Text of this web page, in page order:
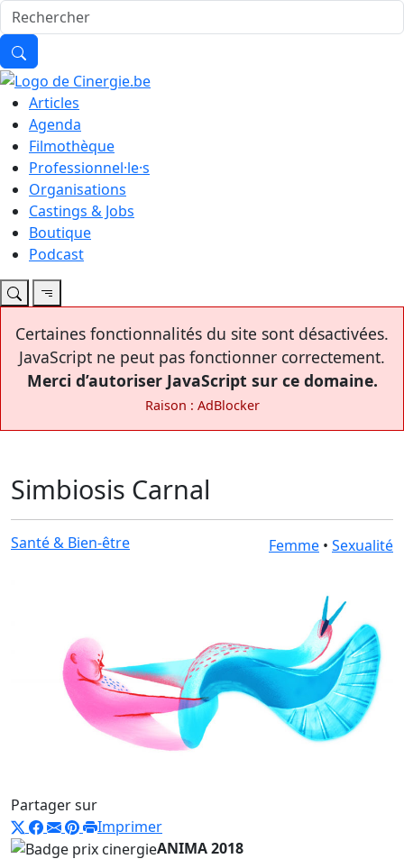
Articles
Agenda
Filmothèque
Professionnel·le·s
Organisations
Castings & Jobs
Boutique
Podcast
Certaines fonctionnalités du site sont désactivées.
JavaScript ne peut pas fonctionner correctement.
Merci d’autoriser JavaScript sur ce domaine.
Raison : AdBlocker
Simbiosis Carnal
Santé & Bien-être Femme • Sexualité
Partager sur
Imprimer
ANIMA 2018